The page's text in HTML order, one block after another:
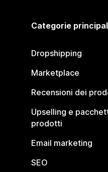
Categorie
Dropshipping
Marketplace
Recensioni dei
Upselling e
prodotti
Email marketing
SEO